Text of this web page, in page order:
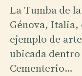
La Tumba de
Génova, Italia,
ejemplo de
ubicada
Cementerio…